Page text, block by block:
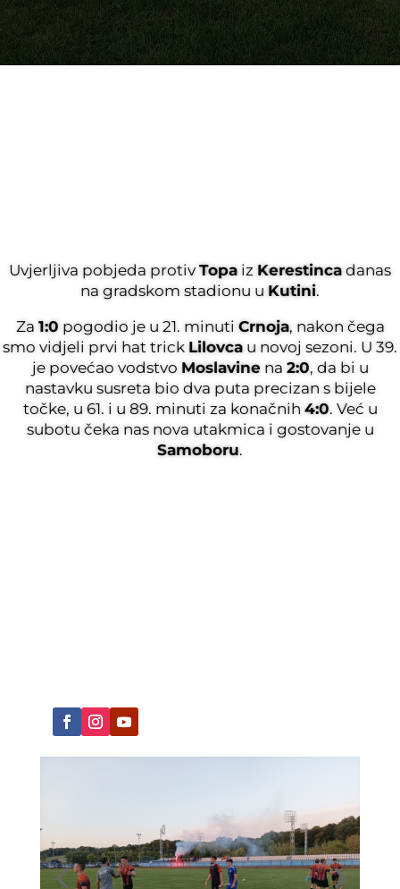
Uvjerljiva pobjeda protiv Topaiz Kerestincadanas
na gradskom stadionu u Kutini.
Za 1:0 pogodio je u 21. minuti Crnoja, nakon čega
smo vidjeli prvi hat trick Lilovcau novoj sezoni. U 39.
je povećao vodstvo Moslavinena 2:0, da bi u
nastavku susreta bio dva puta precizan s bijele
točke, u 61. i u 89. minuti za konačnih 4:0. Već u
subotu čeka nas nova utakmica i gostovanje u
Samoboru.